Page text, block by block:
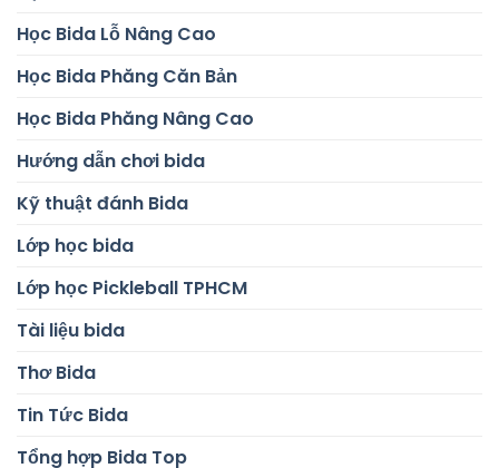
Học Bida Lỗ Nâng Cao
Học Bida Phăng Căn Bản
Học Bida Phăng Nâng Cao
Hướng dẫn chơi bida
Kỹ thuật đánh Bida
Lớp học bida
Lớp học Pickleball TPHCM
Tài liệu bida
Thơ Bida
Tin Tức Bida
Tổng hợp Bida Top